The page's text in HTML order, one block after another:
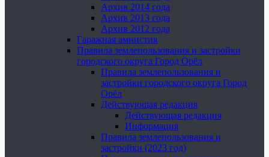
Архив 2014 года
Архив 2013 года
Архив 2012 года
Гаражная амнистия
Правила землепользования и застройки
городского округа Город Орёл
Правила землепользования и
застройки городского округа Город
Орёл
Действующая редакция
Действующая редакция
Информация
Правила землепользования и
застройки (2023 год)